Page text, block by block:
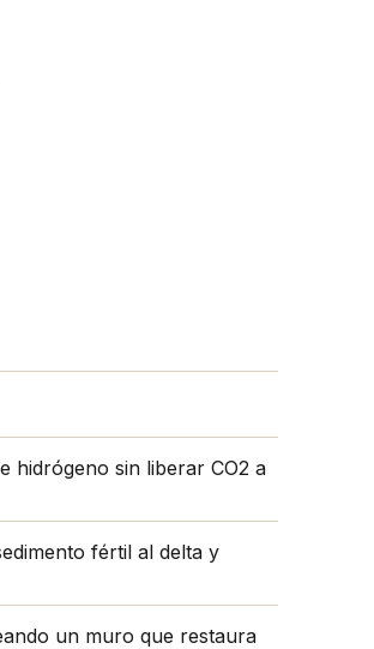
hidrógeno sin liberar CO2 a
fértil al delta y
un muro que restaura